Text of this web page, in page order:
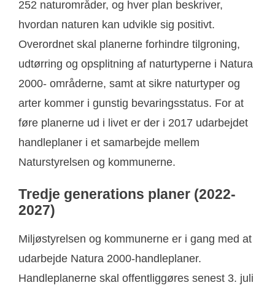
252 naturområder, og hver plan beskriver,
hvordan naturen kan udvikle sig positivt.
Overordnet skal planerne forhindre tilgroning,
udtørring og opsplitning af naturtyperne i Natura
2000- områderne, samt at sikre naturtyper og
arter kommer i gunstig bevaringsstatus. For at
føre planerne ud i livet er der i 2017 udarbejdet
handleplaner i et samarbejde mellem
Naturstyrelsen og kommunerne.
Tredje generations planer (2022-
2027)
Miljøstyrelsen og kommunerne er i gang med at
udarbejde Natura 2000-handleplaner.
Handleplanerne skal offentliggøres senest 3. juli